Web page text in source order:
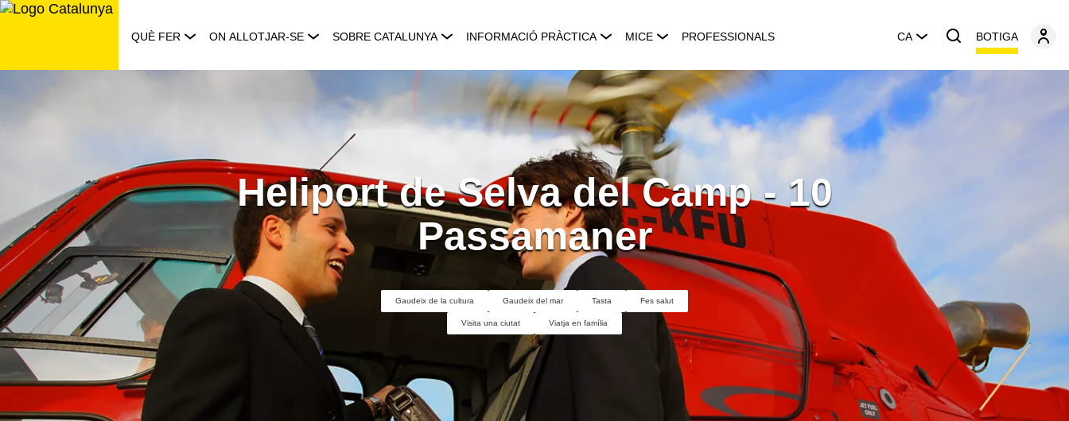
Saltar
QUÈ FER ON ALLOTJAR-SE SOBRE CATALUNYA INFORMACIÓ PRÀCTICA MICE PROFESSIONALS CA BOTIGA
Heliport de Selva del Camp - 10
Passamaner
Gaudeix de la cultura Gaudeix del mar Tasta Fes salut
Visita una ciutat Viatja en família